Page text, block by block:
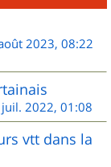
2023, 08:22
2022, 01:08
vtt dans la